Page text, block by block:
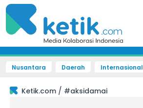
Nusantara Daerah Internasional
Ketik.com / #aksidamai